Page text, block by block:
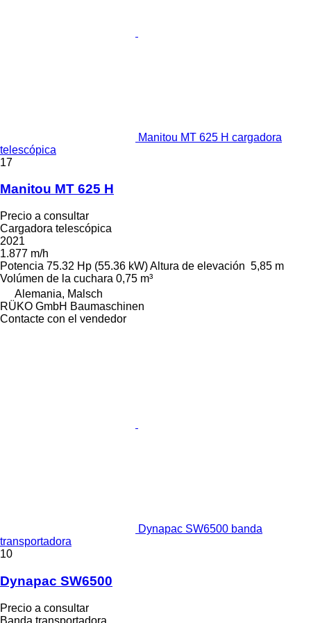
Manitou MT 625 H cargadora
telescópica
17
Manitou MT 625 H
Precio a consultar
Cargadora telescópica
2021
1.877 m/h
Potencia 75.32 Hp (55.36 kW)Altura de elevación 5,85 m
Volúmen de la cuchara 0,75 m³
Alemania, Malsch
RÜKO GmbH Baumaschinen
Contacte con el vendedor
Dynapac SW6500 banda
transportadora
10
Dynapac SW6500
Precio a consultar
Banda transportadora